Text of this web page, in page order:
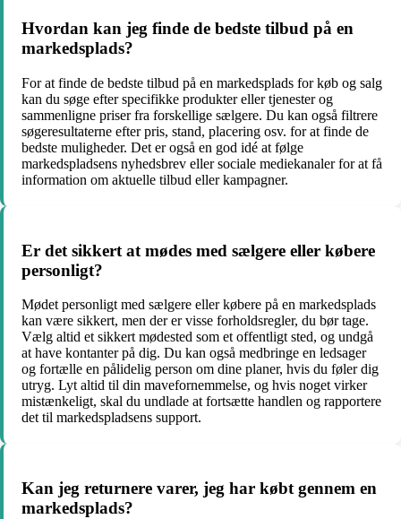
Hvordan kan jeg finde de bedste tilbud på en
markedsplads?
For at finde de bedste tilbud på en markedsplads for køb og salg
kan du søge efter specifikke produkter eller tjenester og
sammenligne priser fra forskellige sælgere. Du kan også filtrere
søgeresultaterne efter pris, stand, placering osv. for at finde de
bedste muligheder. Det er også en god idé at følge
markedspladsens nyhedsbrev eller sociale mediekanaler for at få
information om aktuelle tilbud eller kampagner.
Er det sikkert at mødes med sælgere eller købere
personligt?
Mødet personligt med sælgere eller købere på en markedsplads
kan være sikkert, men der er visse forholdsregler, du bør tage.
Vælg altid et sikkert mødested som et offentligt sted, og undgå
at have kontanter på dig. Du kan også medbringe en ledsager
og fortælle en pålidelig person om dine planer, hvis du føler dig
utryg. Lyt altid til din mavefornemmelse, og hvis noget virker
mistænkeligt, skal du undlade at fortsætte handlen og rapportere
det til markedspladsens support.
Kan jeg returnere varer, jeg har købt gennem en
markedsplads?